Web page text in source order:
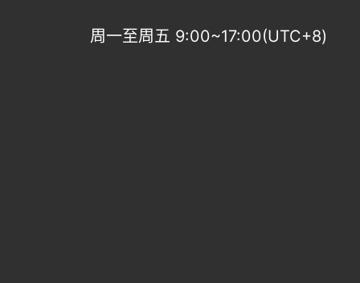
周一至周五 9:00~17:00(UTC+8)